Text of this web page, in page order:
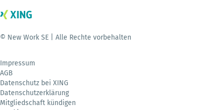
© New Work SE | Alle Rechte vorbehalten
Impressum
AGB
Datenschutz bei XING
Datenschutzerklärung
Mitgliedschaft kündigen